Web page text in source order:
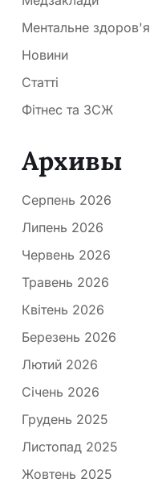
Ментальне здоров'я
Новини
Статті
Фітнес та ЗСЖ
Архивы
Серпень 2026
Липень 2026
Червень 2026
Травень 2026
Квітень 2026
Березень 2026
Лютий 2026
Січень 2026
Грудень 2025
Листопад 2025
Жовтень 2025